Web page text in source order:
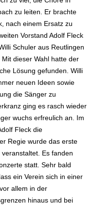
zu leiten. Er brachte
nach einem Ersatz zu
Vorstand Adolf Fleck
Schuler aus Reutlingen
dieser Wahl hatte der
Lösung gefunden. Willi
neuen Ideen sowie
die Sänger zu
ging es rasch wieder
wuchs erfreulich an. Im
Fleck die
Regie wurde das erste
Es fanden
statt. Sehr bald
ein Verein sich in einer
allem in der
hinaus und bei